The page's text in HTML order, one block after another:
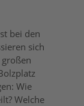
bei den
sich
Wie
Welche